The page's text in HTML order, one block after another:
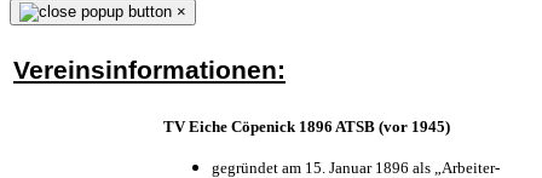
×
Vereinsinformationen:
TV Eiche Cöpenick 1896 ATSB (vor 1945)
gegründet am 15. Januar 1896 als „Arbeiter-